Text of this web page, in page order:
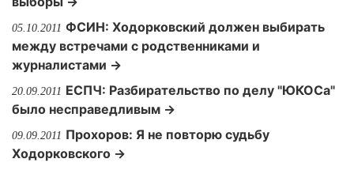
05.10.2011 ФСИН: Ходорковский должен выбирать
между встречами с родственниками и
журналистами →
20.09.2011 ЕСПЧ: Разбирательство по делу "ЮКОСа"
было несправедливым →
09.09.2011 Прохоров: Я не повторю судьбу
Ходорковского →